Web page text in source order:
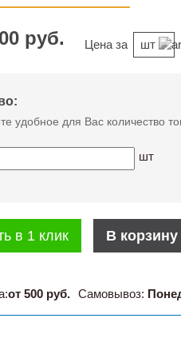
руб. Цена за шт
удобное для Вас количество
шт
В корзину
в 1 клик
от 500 руб. Самовывоз: